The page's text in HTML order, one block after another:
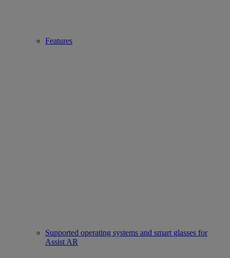
Features
Supported operating systems and smart glasses for
Assist AR